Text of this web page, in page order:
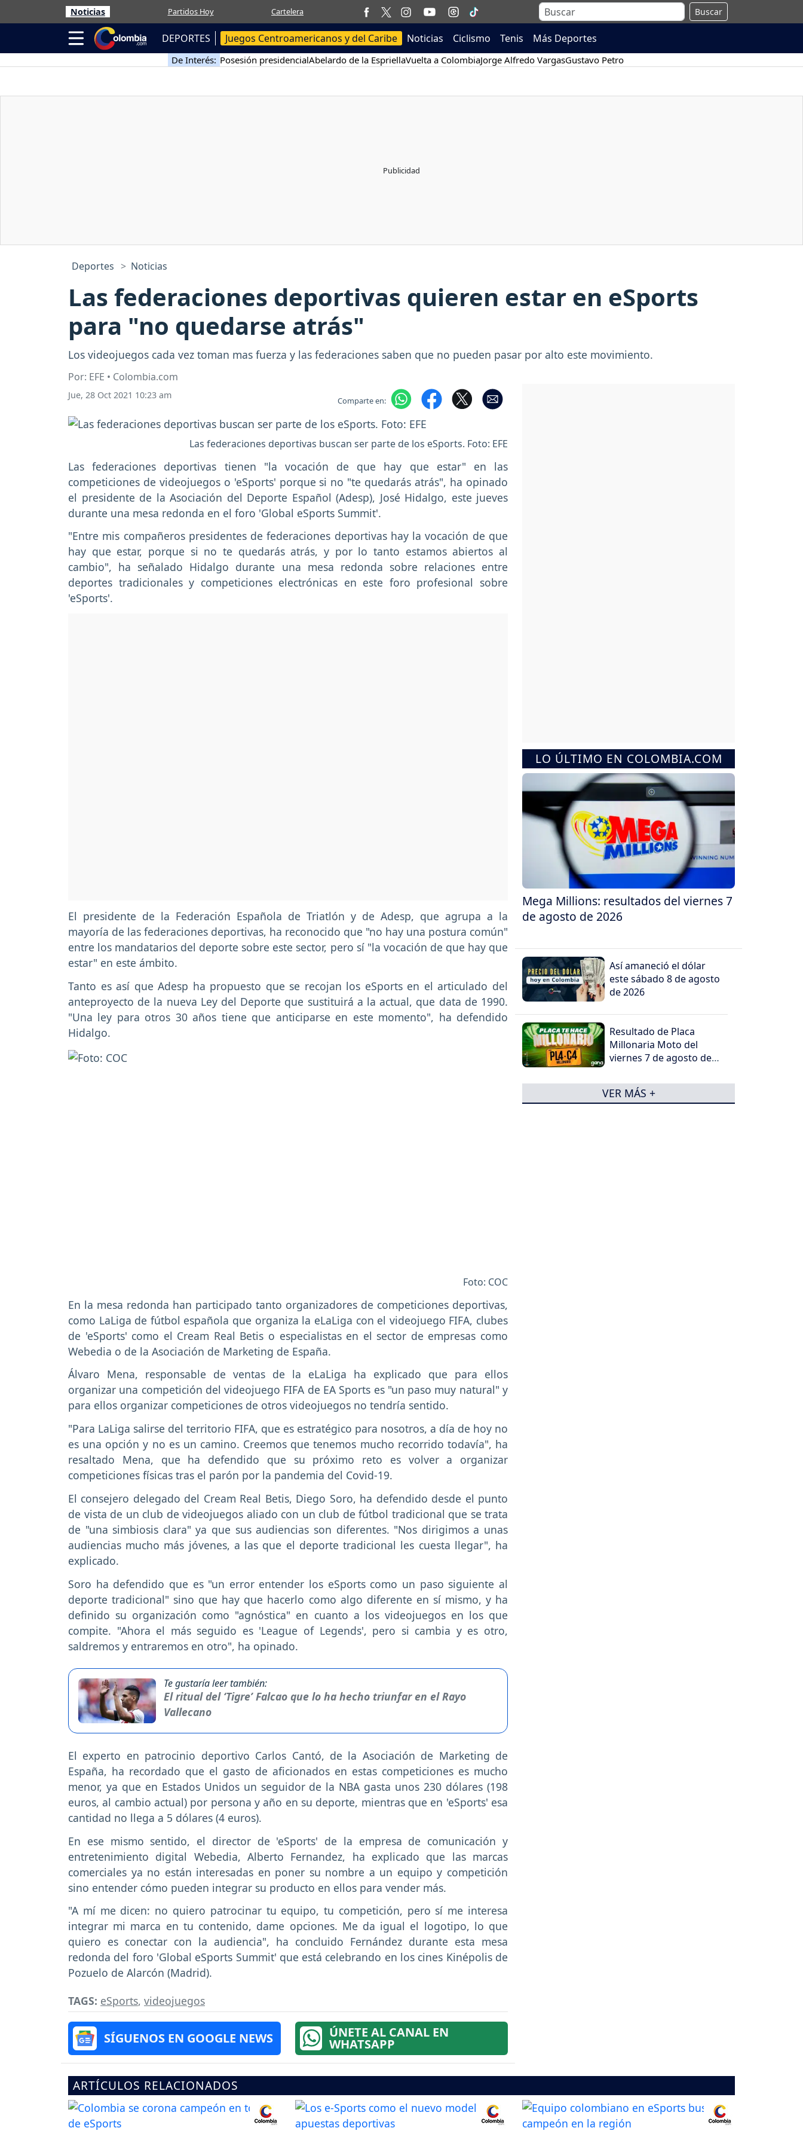
Noticias Partidos Hoy Cartelera Buscar
DEPORTES Juegos Centroamericanos y del Caribe Noticias Ciclismo Tenis Más Deportes
De Interés: Posesión presidencialAbelardo de la EspriellaVuelta a ColombiaJorge Alfredo VargasGustavo Petro
Deportes Noticias
Las federaciones deportivas quieren estar en eSports
para "no quedarse atrás"
Los videojuegos cada vez toman mas fuerza y las federaciones saben que no pueden pasar por alto este movimiento.
Por: EFE • Colombia.com
Jue, 28 Oct 2021 10:23 am Comparte en:
Las federaciones deportivas buscan ser parte de los eSports. Foto: EFE
Las federaciones deportivas tienen "la vocación de que hay que estar" en las
competiciones de videojuegos o 'eSports' porque si no "te quedarás atrás", ha opinado
el presidente de la Asociación del Deporte Español (Adesp), José Hidalgo, este jueves
durante una mesa redonda en el foro 'Global eSports Summit'.
"Entre mis compañeros presidentes de federaciones deportivas hay la vocación de que
hay que estar, porque si no te quedarás atrás, y por lo tanto estamos abiertos al
cambio", ha señalado Hidalgo durante una mesa redonda sobre relaciones entre
deportes tradicionales y competiciones electrónicas en este foro profesional sobre
'eSports'.
El presidente de la Federación Española de Triatlón y de Adesp, que agrupa a la
mayoría de las federaciones deportivas, ha reconocido que "no hay una postura común"
entre los mandatarios del deporte sobre este sector, pero sí "la vocación de que hay que
estar" en este ámbito.
Tanto es así que Adesp ha propuesto que se recojan los eSports en el articulado del
anteproyecto de la nueva Ley del Deporte que sustituirá a la actual, que data de 1990.
"Una ley para otros 30 años tiene que anticiparse en este momento", ha defendido
Hidalgo.
Foto: COC
En la mesa redonda han participado tanto organizadores de competiciones deportivas,
como LaLiga de fútbol española que organiza la eLaLiga con el videojuego FIFA, clubes
de 'eSports' como el Cream Real Betis o especialistas en el sector de empresas como
Webedia o de la Asociación de Marketing de España.
Álvaro Mena, responsable de ventas de la eLaLiga ha explicado que para ellos
organizar una competición del videojuego FIFA de EA Sports es "un paso muy natural" y
para ellos organizar competiciones de otros videojuegos no tendría sentido.
"Para LaLiga salirse del territorio FIFA, que es estratégico para nosotros, a día de hoy no
es una opción y no es un camino. Creemos que tenemos mucho recorrido todavía", ha
resaltado Mena, que ha defendido que su próximo reto es volver a organizar
competiciones físicas tras el parón por la pandemia del Covid-19.
El consejero delegado del Cream Real Betis, Diego Soro, ha defendido desde el punto
de vista de un club de videojuegos aliado con un club de fútbol tradicional que se trata
de "una simbiosis clara" ya que sus audiencias son diferentes. "Nos dirigimos a unas
audiencias mucho más jóvenes, a las que el deporte tradicional les cuesta llegar", ha
explicado.
Soro ha defendido que es "un error entender los eSports como un paso siguiente al
deporte tradicional" sino que hay que hacerlo como algo diferente en sí mismo, y ha
definido su organización como "agnóstica" en cuanto a los videojuegos en los que
compite. "Ahora el más seguido es 'League of Legends', pero si cambia y es otro,
saldremos y entraremos en otro", ha opinado.
Te gustaría leer también:
El ritual del ‘Tigre’ Falcao que lo ha hecho triunfar en el Rayo
Vallecano
El experto en patrocinio deportivo Carlos Cantó, de la Asociación de Marketing de
España, ha recordado que el gasto de aficionados en estas competiciones es mucho
menor, ya que en Estados Unidos un seguidor de la NBA gasta unos 230 dólares (198
euros, al cambio actual) por persona y año en su deporte, mientras que en 'eSports' esa
cantidad no llega a 5 dólares (4 euros).
En ese mismo sentido, el director de 'eSports' de la empresa de comunicación y
entretenimiento digital Webedia, Alberto Fernandez, ha explicado que las marcas
comerciales ya no están interesadas en poner su nombre a un equipo y competición
sino entender cómo pueden integrar su producto en ellos para vender más.
"A mí me dicen: no quiero patrocinar tu equipo, tu competición, pero sí me interesa
integrar mi marca en tu contenido, dame opciones. Me da igual el logotipo, lo que
quiero es conectar con la audiencia", ha concluido Fernández durante esta mesa
redonda del foro 'Global eSports Summit' que está celebrando en los cines Kinépolis de
Pozuelo de Alarcón (Madrid).
TAGS: eSports, videojuegos
SÍGUENOS EN GOOGLE NEWS ÚNETE AL CANAL EN
WHATSAPP
LO ÚLTIMO EN COLOMBIA.COM
Mega Millions: resultados del viernes 7
de agosto de 2026
Así amaneció el dólar
este sábado 8 de agosto
de 2026
Resultado de Placa
Millonaria Moto del
viernes 7 de agosto de
VER MÁS +
ARTÍCULOS RELACIONADOS